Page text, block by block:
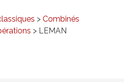
> Combinés
> LEMAN